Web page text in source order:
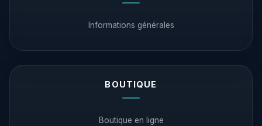
Informations générales
BOUTIQUE
Boutique en ligne